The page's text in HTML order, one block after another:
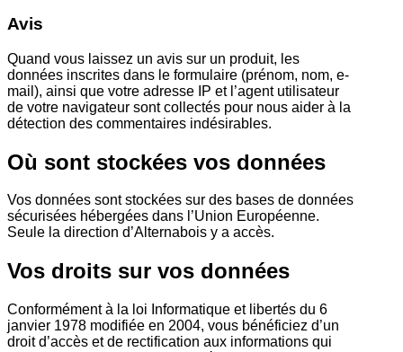
Avis
Quand vous laissez un avis sur un produit, les
données inscrites dans le formulaire (prénom, nom, e-
mail), ainsi que votre adresse IP et l’agent utilisateur
de votre navigateur sont collectés pour nous aider à la
détection des commentaires indésirables.
Où sont stockées vos données
Vos données sont stockées sur des bases de données
sécurisées hébergées dans l’Union Européenne.
Seule la direction d’Alternabois y a accès.
Vos droits sur vos données
Conformément à la loi Informatique et libertés du 6
janvier 1978 modifiée en 2004, vous bénéficiez d’un
droit d’accès et de rectification aux informations qui